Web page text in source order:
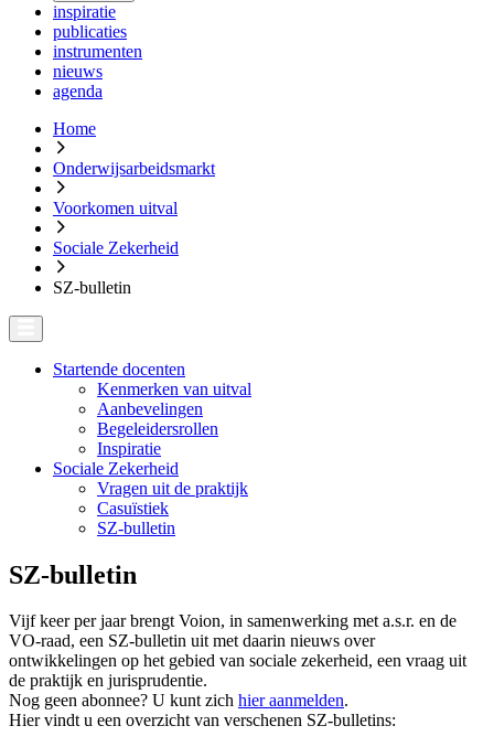
inspiratie
publicaties
instrumenten
nieuws
agenda
Home
Onderwijsarbeidsmarkt
Voorkomen uitval
Sociale Zekerheid
SZ-bulletin
Startende docenten
Kenmerken van uitval
Aanbevelingen
Begeleidersrollen
Inspiratie
Sociale Zekerheid
Vragen uit de praktijk
Casuïstiek
SZ-bulletin
SZ-bulletin
Vijf keer per jaar brengt Voion, in samenwerking met a.s.r. en de
VO-raad, een SZ-bulletin uit met daarin nieuws over
ontwikkelingen op het gebied van sociale zekerheid, een vraag uit
de praktijk en jurisprudentie.
Nog geen abonnee? U kunt zich hier aanmelden.
Hier vindt u een overzicht van verschenen SZ-bulletins: